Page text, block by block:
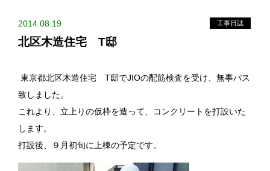
2014.08.19
北区木造住宅 T邸
工事日誌
東京都北区木造住宅 T邸でJIOの配筋検査を受け、無事パス
致しました。
これより、立上りの仮枠を造って、コンクリートを打設いた
します。
打設後、９月初旬に上棟の予定です。